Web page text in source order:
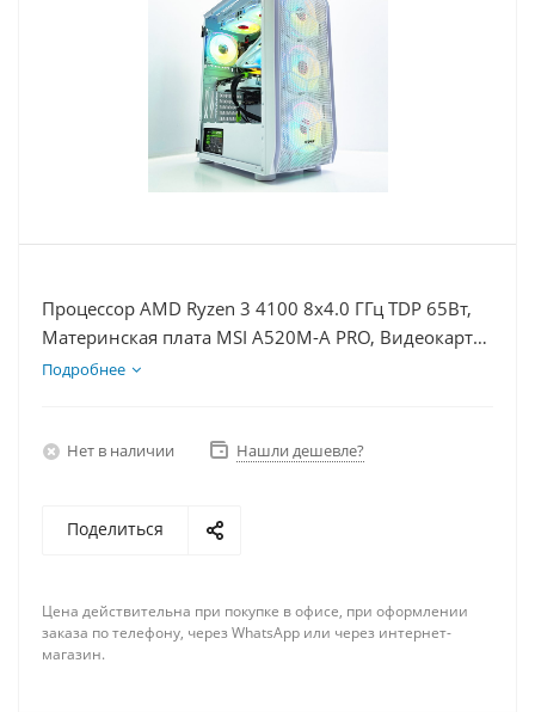
Процессор AMD Ryzen 3 4100 8x4.0 ГГц TDP 65Вт,
Материнская плата MSI A520M-A PRO, Видеокарта
RTX 3050 8Гб, Память DDR4 8Gb, Диски SSD
Подробнее
Нет в наличии Нашли дешевле?
Поделиться
Цена действительна при покупке в офисе, при оформлении
заказа по телефону, через WhatsApp или через интернет-
магазин.